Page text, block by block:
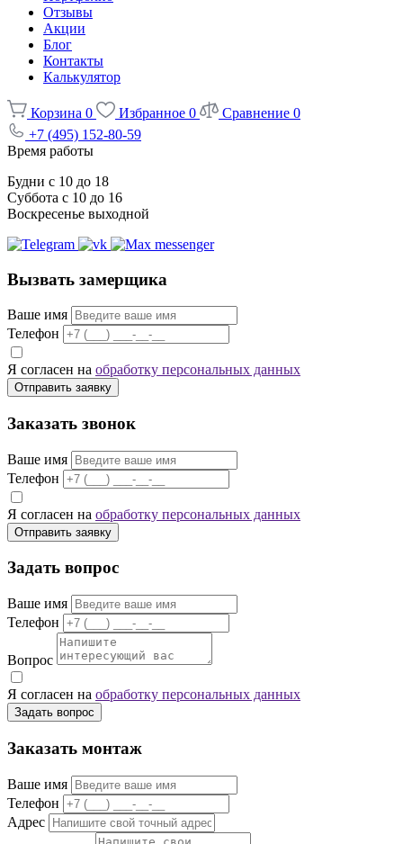
Отзывы
Акции
Блог
Контакты
Калькулятор
Корзина 0 Избранное 0 Сравнение 0
+7 (495) 152-80-59
Время работы
Будни с 10 до 18
Суббота с 10 до 16
Воскресенье выходной
Вызвать замерщика
Ваше имя
Телефон
Я согласен на обработку персональных данных
Отправить заявку
Заказать звонок
Ваше имя
Телефон
Я согласен на обработку персональных данных
Отправить заявку
Задать вопрос
Ваше имя
Телефон
Вопрос
Я согласен на обработку персональных данных
Задать вопрос
Заказать монтаж
Ваше имя
Телефон
Адрес